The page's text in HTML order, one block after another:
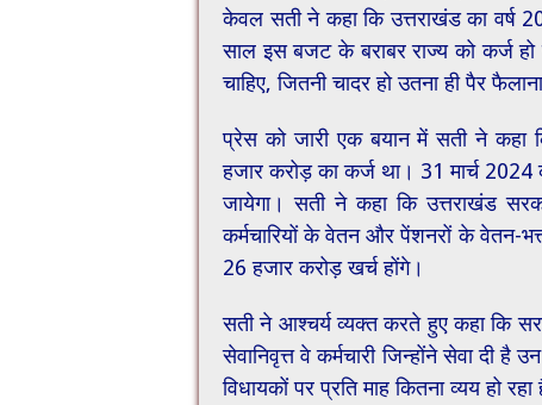
केवल सती ने कहा कि उत्तराखंड का वर्ष
साल इस बजट के बराबर राज्य को कर्ज
चाहिए, जितनी चादर हो उतना ही पैर
प्रेस को जारी एक बयान में सती ने कहा
हजार करोड़ का कर्ज था। 31 मार्च
जायेगा। सती ने कहा कि उत्तराखंड
कर्मचारियों के वेतन और पेंशनरों के वेतन-
26 हजार करोड़ खर्च होंगे।
सती ने आश्चर्य व्यक्त करते हुए कहा कि
सेवानिवृत्त वे कर्मचारी जिन्होंने सेवा दी है
विधायकों पर प्रति माह कितना व्यय हो